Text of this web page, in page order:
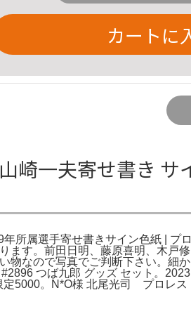
カートに
崎一夫寄せ書き サ
所属選手寄せ書きサイン色紙 | プ
ます。前田日明、藤原喜明、木戸
物なので写真でご判断下さい。細
つば九郎 グッズ セット。
定5000。N*O様 北尾光司 プロ